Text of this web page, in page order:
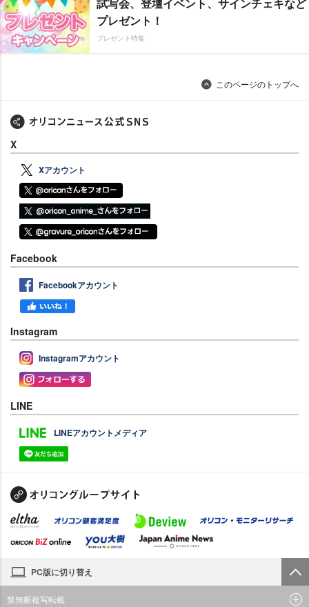
試写会、登壇イベント、サインチェキなど
プレゼント！
プレゼント特集
このページのトップへ
X
Xアカウント
Facebook
Facebookアカウント
Instagram
Instagramアカウント
LINE
LINEアカウントメディア
PC版に切り替え
禁無断複写転載